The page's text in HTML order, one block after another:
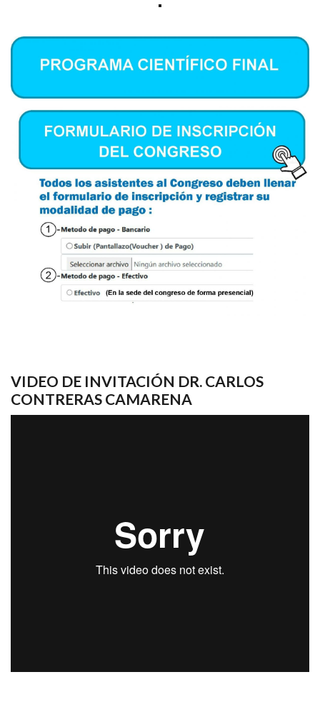
VIDEO DE INVITACIÓN DR. CARLOS
CONTRERAS CAMARENA